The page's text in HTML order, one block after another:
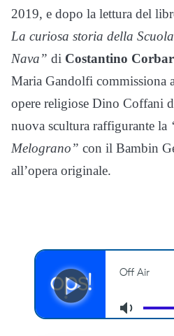
2019, e dopo la lettura del
La curiosa storia della
Nava” di Costantino
Maria Gandolfi commissiona
opere religiose Dino Coffani
nuova scultura raffigurante la
Melograno” con il Bambin
all’opera originale.